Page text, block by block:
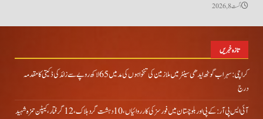
اگست 8, 2026
تازہ خبریں
کراچی: سہراب گوٹھ ایدھی سینٹر میں ملازمین کی تنخواہوں کی مد میں 65 لاکھ روپے سے زائد کی ڈکیتی کا مقدمہ
درج
آئی ایس پی آر: کے پی اور بلوچستان میں فورسز کی کارروائیاں، 10 دہشت گرد ہلاک، 12 گرفتار، کیپٹن حمزہ شہید